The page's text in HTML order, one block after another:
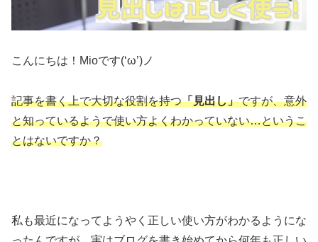
こんにちは！Mioです(‘ω’)ノ
記事を書く上で大切な役割を持つ「見出し」ですが、意外
と知っているようで使い方よくわかっていない…というこ
とはないですか？
私も最近になってようやく正しい使い方がわかるようにな